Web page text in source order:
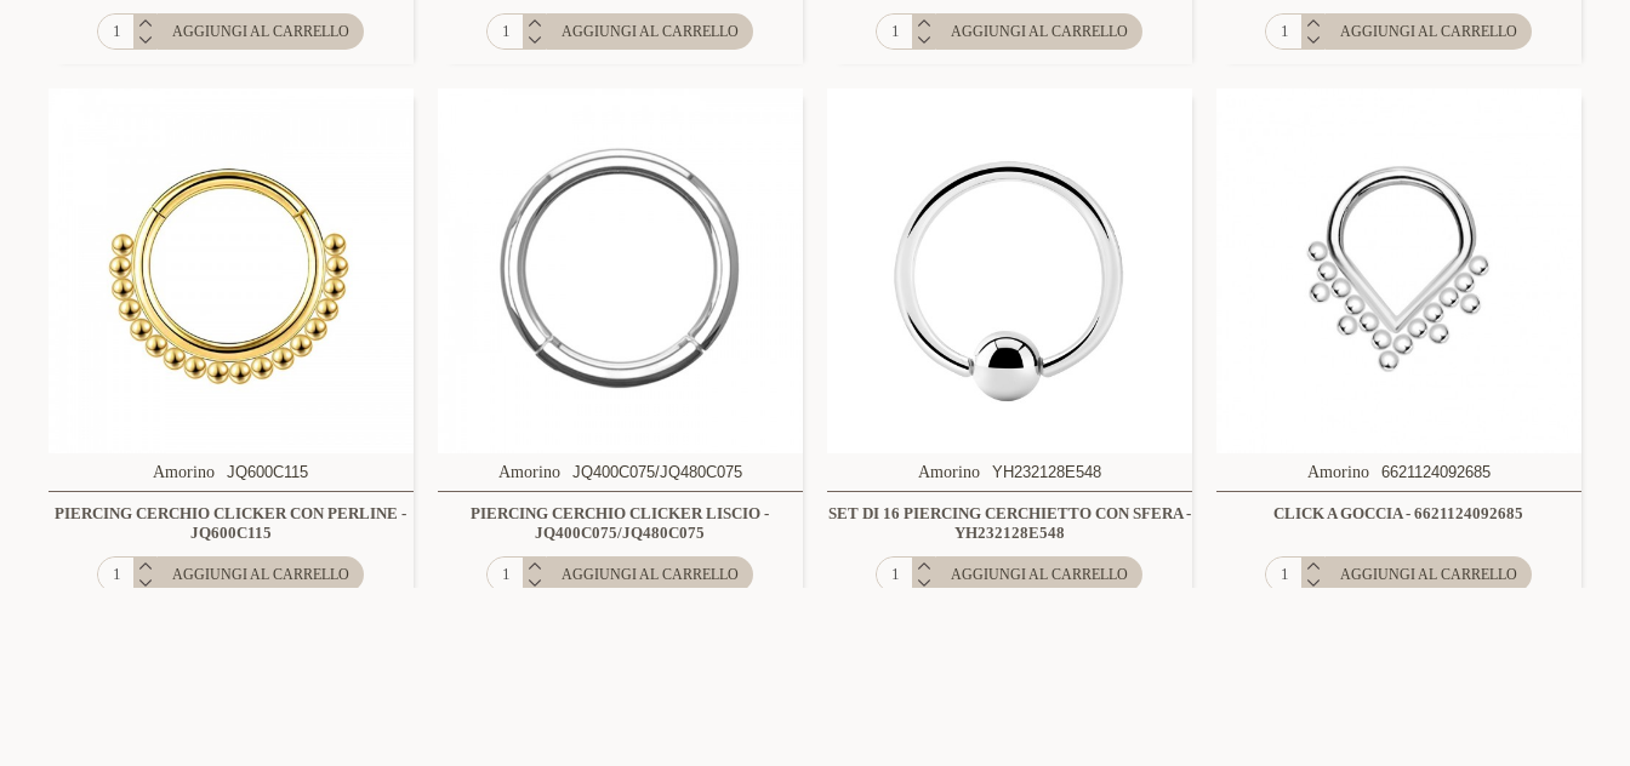
AGGIUNGI AL CARRELLO AGGIUNGI AL CARRELLO AGGIUNGI AL CARRELLO AGGIUNGI AL CARRELLO
Amorino JQ600C115
PIERCING CERCHIO CLICKER CON PERLINE -
JQ600C115
AGGIUNGI AL CARRELLO
Amorino JQ400C075/JQ480C075
PIERCING CERCHIO CLICKER LISCIO -
JQ400C075/JQ480C075
AGGIUNGI AL CARRELLO
Amorino YH232128E548
SET DI 16 PIERCING CERCHIETTO CON SFERA -
YH232128E548
AGGIUNGI AL CARRELLO
Amorino 6621124092685
CLICK A GOCCIA - 6621124092685
AGGIUNGI AL CARRELLO